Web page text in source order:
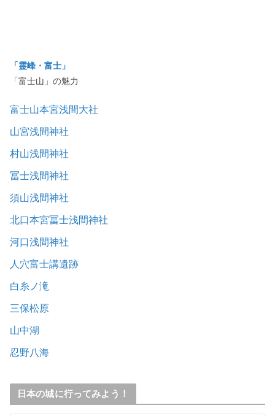
「霊峰・富士」
「富士山」の魅力
富士山本宮浅間大社
山宮浅間神社
村山浅間神社
冨士浅間神社
須山浅間神社
北口本宮冨士浅間神社
河口浅間神社
人穴富士講遺跡
白糸ノ滝
三保松原
山中湖
忍野八海
日本の城に行ってみよう！